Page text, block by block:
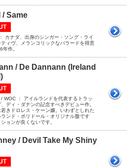
/ Same
カナダ、出身のシンガー・ソング・ライ
ティヴ、メランコリックなバラードを得意
年作。
/ De Dannann (Ireland
WOC ： アイルランドを代表するトラッ
、ディ・ダナンの記念すべきデビュー作。
きドロレス・ケーン嬢。いわずとしれた
ンド・ポリドール・オリジナル盤です
ョンが良くないです。
/ Devil Take My Shiny